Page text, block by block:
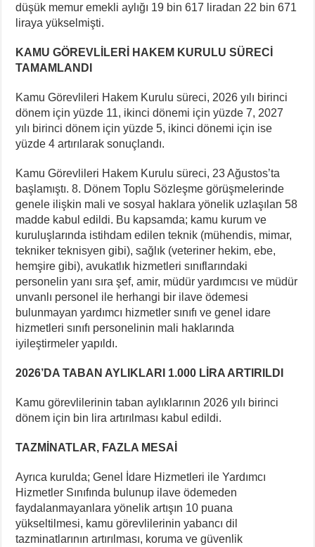
düşük memur emekli aylığı 19 bin 617 liradan 22 bin 671
liraya yükselmişti.
KAMU GÖREVLİLERİ HAKEM KURULU SÜRECİ
TAMAMLANDI
Kamu Görevlileri Hakem Kurulu süreci, 2026 yılı birinci
dönem için yüzde 11, ikinci dönemi için yüzde 7, 2027
yılı birinci dönem için yüzde 5, ikinci dönemi için ise
yüzde 4 artırılarak sonuçlandı.
Kamu Görevlileri Hakem Kurulu süreci, 23 Ağustos’ta
başlamıştı. 8. Dönem Toplu Sözleşme görüşmelerinde
genele ilişkin mali ve sosyal haklara yönelik uzlaşılan 58
madde kabul edildi. Bu kapsamda; kamu kurum ve
kuruluşlarında istihdam edilen teknik (mühendis, mimar,
tekniker teknisyen gibi), sağlık (veteriner hekim, ebe,
hemşire gibi), avukatlık hizmetleri sınıflarındaki
personelin yanı sıra şef, amir, müdür yardımcısı ve müdür
unvanlı personel ile herhangi bir ilave ödemesi
bulunmayan yardımcı hizmetler sınıfı ve genel idare
hizmetleri sınıfı personelinin mali haklarında
iyileştirmeler yapıldı.
2026’DA TABAN AYLIKLARI 1.000 LİRA ARTIRILDI
Kamu görevlilerinin taban aylıklarının 2026 yılı birinci
dönem için bin lira artırılması kabul edildi.
TAZMİNATLAR, FAZLA MESAİ
Ayrıca kurulda; Genel İdare Hizmetleri ile Yardımcı
Hizmetler Sınıfında bulunup ilave ödemeden
faydalanmayanlara yönelik artışın 10 puana
yükseltilmesi, kamu görevlilerinin yabancı dil
tazminatlarının artırılması, koruma ve güvenlik